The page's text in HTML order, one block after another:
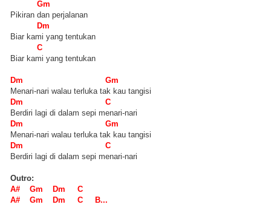
Gm
Pikiran dan perjalanan
Dm
Biar kami yang tentukan
C
Biar kami yang tentukan
Dm Gm
Menari-nari walau terluka tak kau tangisi
Dm C
Berdiri lagi di dalam sepi menari-nari
Dm Gm
Menari-nari walau terluka tak kau tangisi
Dm C
Berdiri lagi di dalam sepi menari-nari
Outro:
A# Gm Dm C
A# Gm Dm C B...